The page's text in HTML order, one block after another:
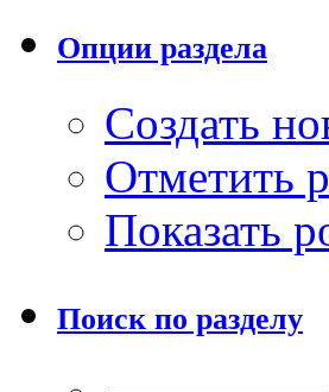
Опции раздела
Создать
Отметить
Показать
Поиск по разделу